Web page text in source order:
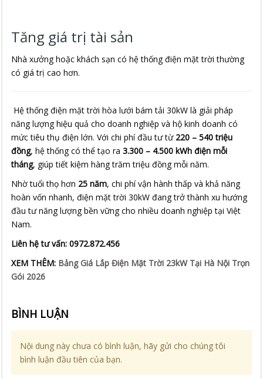
Tăng giá trị tài sản
Nhà xưởng hoặc khách sạn có hệ thống điện mặt trời thường
có giá trị cao hơn.
Hệ thống điện mặt trời hòa lưới bám tải 30kW là giải pháp
năng lượng hiệu quả cho doanh nghiệp và hộ kinh doanh có
mức tiêu thụ điện lớn. Với chi phí đầu tư từ 220 – 540 triệu
đồng, hệ thống có thể tạo ra3.300 – 4.500 kWh điện mỗi
tháng, giúp tiết kiệm hàng trăm triệu đồng mỗi năm.
Nhờ tuổi thọ hơn 25 năm, chi phí vận hành thấp và khả năng
hoàn vốn nhanh, điện mặt trời 30kW đang trở thành xu hướng
đầu tư năng lượng bền vững cho nhiều doanh nghiệp tại Việt
Nam.
Liên hệ tư vấn: 0972.872.456
XEM THÊM: Bảng Giá Lắp Điện Mặt Trời 23kW Tại Hà Nội Trọn
Gói 2026
BÌNH LUẬN
Nội dung này chưa có bình luận, hãy gửi cho chúng tôi
bình luận đầu tiên của bạn.